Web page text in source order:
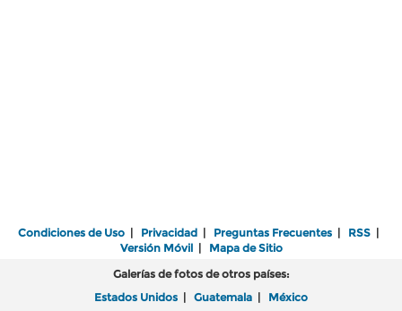
Condiciones de Uso | Privacidad | Preguntas Frecuentes | RSS |
Versión Móvil| Mapa de Sitio
Galerías de fotos de otros países:
Estados Unidos | Guatemala | México